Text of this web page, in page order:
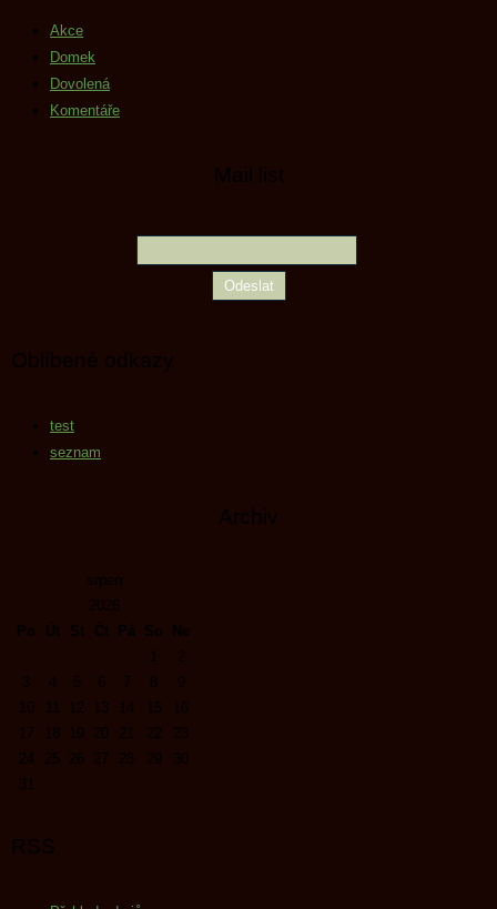
Akce
Domek
Dovolená
Komentáře
Mail list
Oblíbené odkazy
test
seznam
Archiv
srpen
2026
Po
Út St Čt Pá So
Ne
2
3
5 7 8
12 13 15
17
18 20 21 22
23
24
25 26 27 28 29
30
31
RSS